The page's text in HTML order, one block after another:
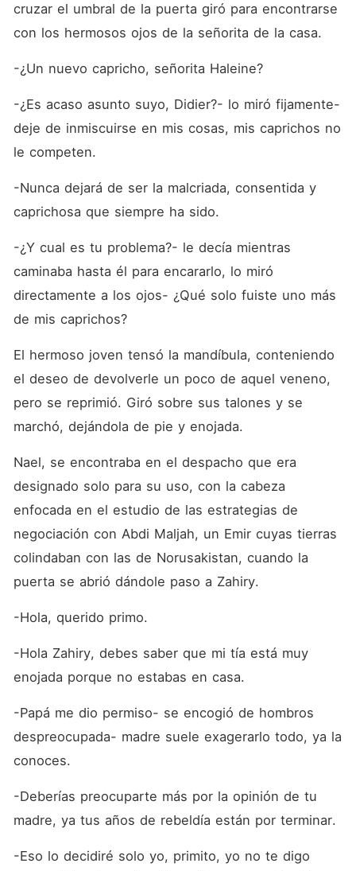
cruzar el umbral de la puerta giró para encontrarse
con los hermosos ojos de la señorita de la casa.
-¿Un nuevo capricho, señorita Haleine?
-¿Es acaso asunto suyo, Didier?- lo miró fijamente-
deje de inmiscuirse en mis cosas, mis caprichos no
le competen.
-Nunca dejará de ser la malcriada, consentida y
caprichosa que siempre ha sido.
-¿Y cual es tu problema?- le decía mientras
caminaba hasta él para encararlo, lo miró
directamente a los ojos- ¿Qué solo fuiste uno más
de mis caprichos?
El hermoso joven tensó la mandíbula, conteniendo
el deseo de devolverle un poco de aquel veneno,
pero se reprimió. Giró sobre sus talones y se
marchó, dejándola de pie y enojada.
Nael, se encontraba en el despacho que era
designado solo para su uso, con la cabeza
enfocada en el estudio de las estrategias de
negociación con Abdi Maljah, un Emir cuyas tierras
colindaban con las de Norusakistan, cuando la
puerta se abrió dándole paso a Zahiry.
-Hola, querido primo.
-Hola Zahiry, debes saber que mi tía está muy
enojada porque no estabas en casa.
-Papá me dio permiso- se encogió de hombros
despreocupada- madre suele exagerarlo todo, ya la
conoces.
-Deberías preocuparte más por la opinión de tu
madre, ya tus años de rebeldía están por terminar.
-Eso lo decidiré solo yo, primito, yo no te digo